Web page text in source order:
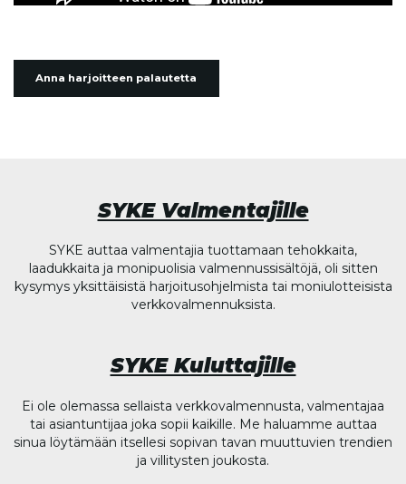
Anna harjoitteen palautetta
SYKE Valmentajille
SYKE auttaa valmentajia tuottamaan tehokkaita,
laadukkaita ja monipuolisia valmennussisältöjä, oli sitten
kysymys yksittäisistä harjoitusohjelmista tai moniulotteisista
verkkovalmennuksista.
SYKE Kuluttajille
Ei ole olemassa sellaista verkkovalmennusta, valmentajaa
tai asiantuntijaa joka sopii kaikille. Me haluamme auttaa
sinua löytämään itsellesi sopivan tavan muuttuvien trendien
ja villitysten joukosta.